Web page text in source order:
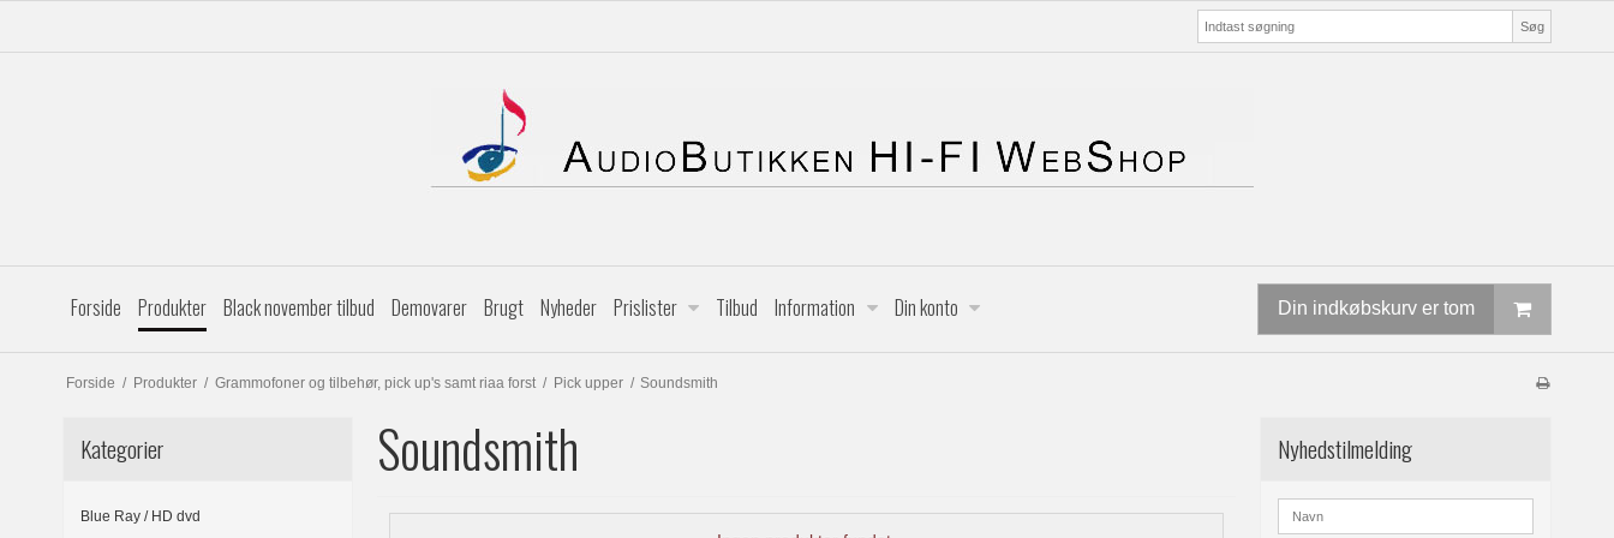
Søg
Forside Produkter Black november tilbud Demovarer Brugt Nyheder Prislister Tilbud Information Din konto Din indkøbskurv er tom
Forside / Produkter / Grammofoner og tilbehør, pick up's samt riaa forst / Pick upper / Soundsmith
Kategorier
Blue Ray / HD dvd
Soundsmith Nyhedstilmelding